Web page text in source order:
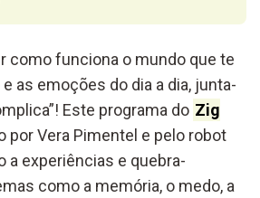
como funciona o mundo que te
as emoções do dia a dia, junta-
Este programa do Zig
por Vera Pimentel e pelo robot
a experiências e quebra-
como a memória, o medo, a